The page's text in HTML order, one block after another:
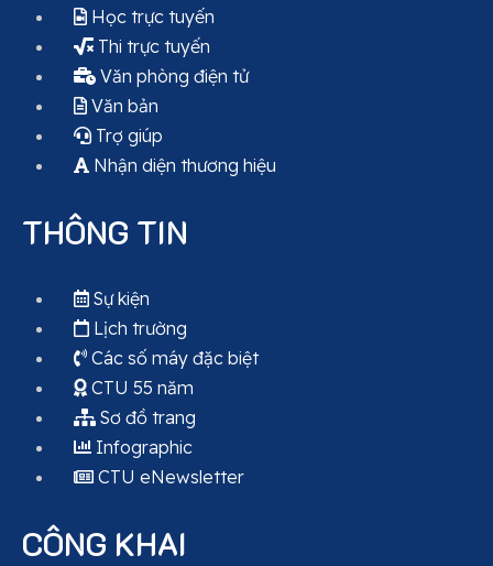
Học trực tuyến
Thi trực tuyến
Văn phòng điện tử
Văn bản
Trợ giúp
Nhận diện thương hiệu
THÔNG TIN
Sự kiện
Lịch trường
Các số máy đặc biệt
CTU 55 năm
Sơ đồ trang
Infographic
CTU eNewsletter
CÔNG KHAI